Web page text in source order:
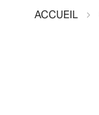
ACCUEIL